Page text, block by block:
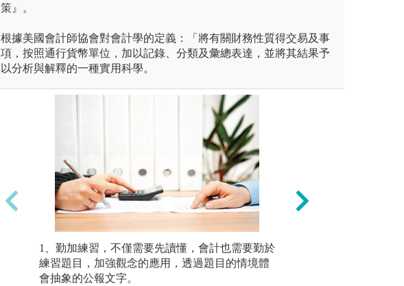
策』。
根據美國會計師協會對會計學的定義：「將有關財務性質得交易及事
項，按照通行貨幣單位，加以記錄、分類及彙總表達，並將其結果予
以分析與解釋的一種實用科學。
競賽中學習:會計學數位課程Google Sheet及競賽
1、勤加練習，不僅需要先讀懂，會計也需要勤於
練習題目，加強觀念的應用，透過題目的情境體
會抽象的公報文字。